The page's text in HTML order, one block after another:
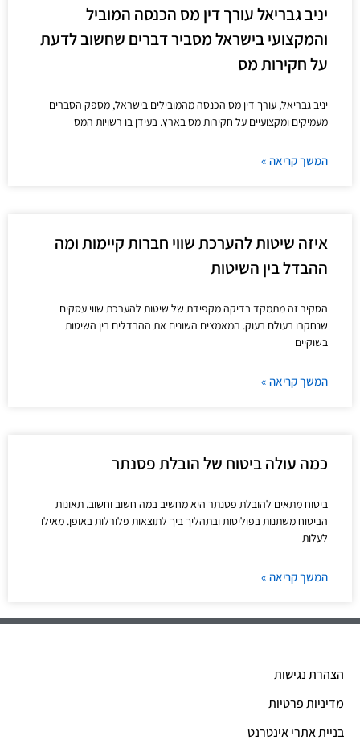
יניב גבריאל עורך דין מס הכנסה המוביל
והמקצועי בישראל מסביר דברים שחשוב לדעת
על חקירות מס
יניב גבריאל, עורך דין מס הכנסה מהמובילים בישראל, מספק הסברים
מעמיקים ומקצועיים על חקירות מס בארץ. בעידן בו רשויות המס
המשך קריאה »
איזה שיטות להערכת שווי חברות קיימות ומה
ההבדל בין השיטות
הסקיר זה מתמקד בדיקה מקפידת של שיטות להערכת שווי עסקים
שנחקרו בעולם בעוק. המאמצים השונים את ההבדלים בין השיטות
בשוקיים
המשך קריאה »
כמה עולה ביטוח של הובלת פסנתר
ביטוח מתאים להובלת פסנתר היא מחשיב במה חשוב וחשוב. תאונות
הביטוח משתנות בפוליסות ובתהליך ביך לתוצאות פלורלות באופן. מאילו
לעלות
המשך קריאה »
הצהרת נגישות
מדיניות פרטיות
בניית אתרי אינטרנט